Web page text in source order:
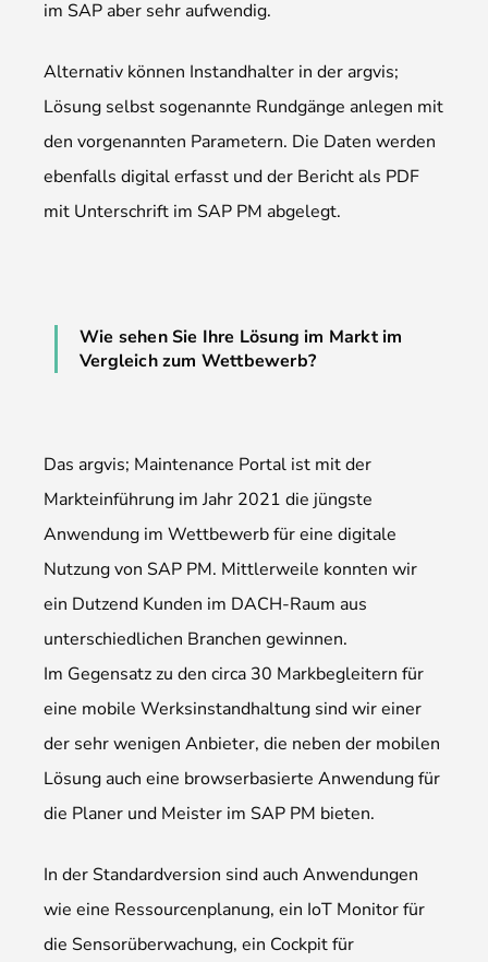
im SAP aber sehr aufwendig.
Alternativ können Instandhalter in der argvis;
Lösung selbst sogenannte Rundgänge anlegen mit
den vorgenannten Parametern. Die Daten werden
ebenfalls digital erfasst und der Bericht als PDF
mit Unterschrift im SAP PM abgelegt.
Wie sehen Sie Ihre Lösung im Markt im
Vergleich zum Wettbewerb?
Das argvis; Maintenance Portal ist mit der
Markteinführung im Jahr 2021 die jüngste
Anwendung im Wettbewerb für eine digitale
Nutzung von SAP PM. Mittlerweile konnten wir
ein Dutzend Kunden im DACH-Raum aus
unterschiedlichen Branchen gewinnen.
Im Gegensatz zu den circa 30 Markbegleitern für
eine mobile Werksinstandhaltung sind wir einer
der sehr wenigen Anbieter, die neben der mobilen
Lösung auch eine browserbasierte Anwendung für
die Planer und Meister im SAP PM bieten.
In der Standardversion sind auch Anwendungen
wie eine Ressourcenplanung, ein IoT Monitor für
die Sensorüberwachung, ein Cockpit für